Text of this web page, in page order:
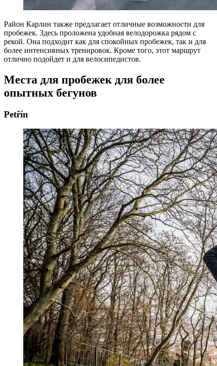
Район Карлин также предлагает отличные возможности для
пробежек. Здесь проложена удобная велодорожка рядом с
рекой. Она подходит как для спокойных пробежек, так и для
более интенсивных тренировок. Кроме того, этот маршрут
отлично подойдет и для велосипедистов.
Места для пробежек для более
опытных бегунов
Petřín